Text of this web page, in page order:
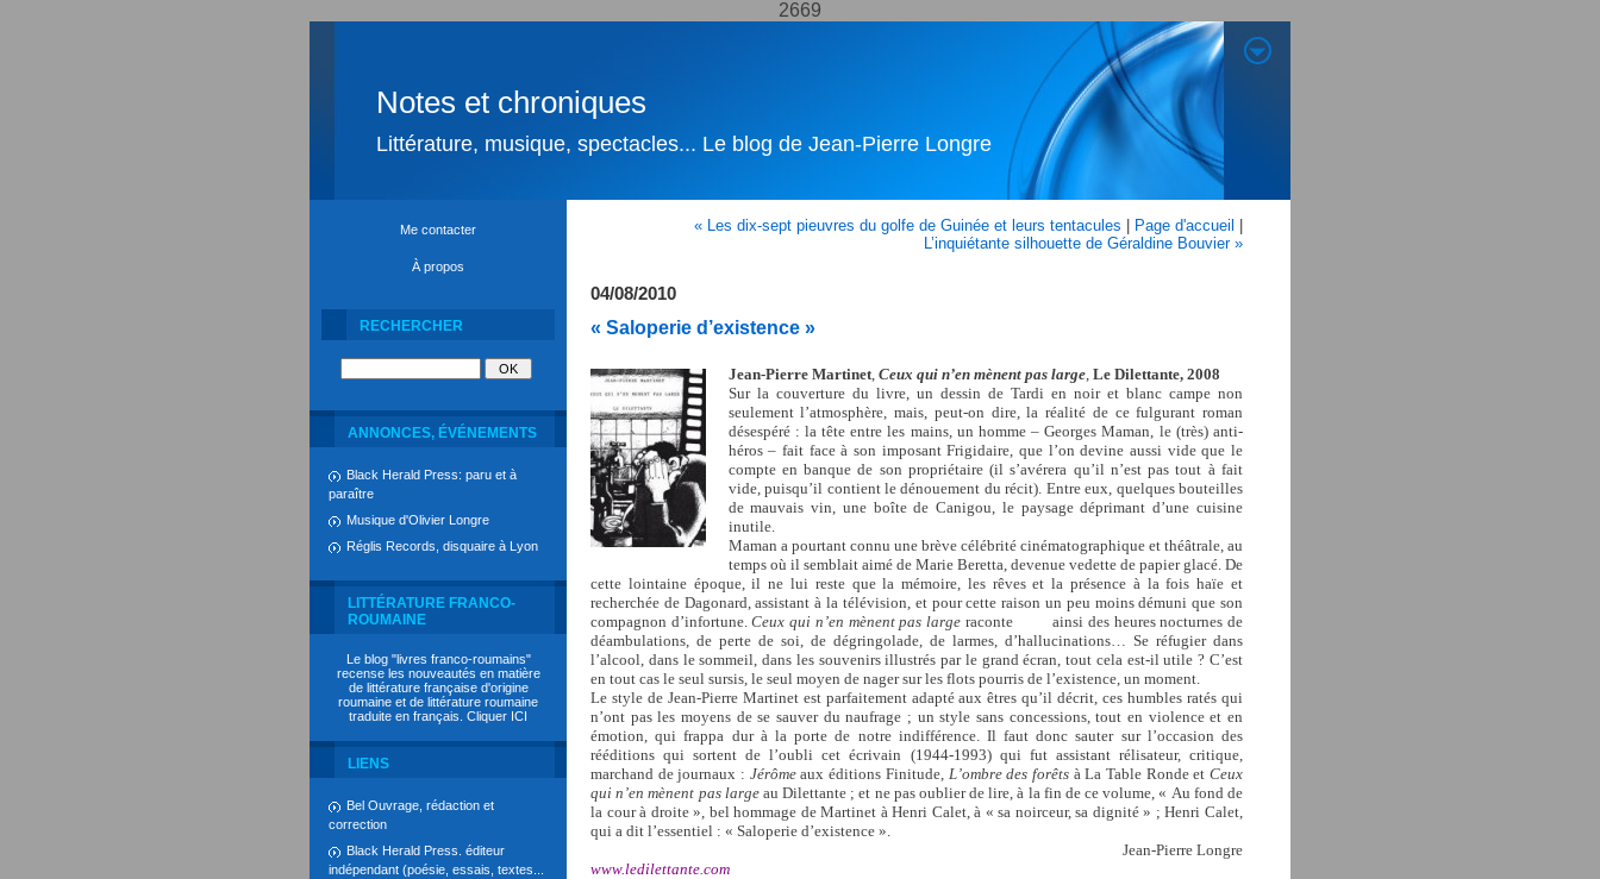
2669
Notes et chroniques
Littérature, musique, spectacles... Le blog de Jean-Pierre Longre
Me contacter
À propos
RECHERCHER
ANNONCES, ÉVÉNEMENTS
Black Herald Press: paru et à
paraître
Musique d'Olivier Longre
Réglis Records, disquaire à Lyon
LITTÉRATURE FRANCO-
ROUMAINE
Le blog "livres franco-roumains"
recense les nouveautés en matière
de littérature française d'origine
roumaine et de littérature roumaine
traduite en français. Cliquer ICI
LIENS
Bel Ouvrage, rédaction et
correction
Black Herald Press. éditeur
indépendant (poésie, essais, textes...
« Les dix-sept pieuvres du golfe de Guinée et leurs tentacules Page d'accueil
L’inquiétante silhouette de Géraldine Bouvier »
04/08/2010
« Saloperie d’existence »
Jean-Pierre Martinet, Ceux qui n’en mènent pas large, Le Dilettante, 2008
Sur la couverture du livre, un dessin de Tardi en noir et blanc campe non
seulement l’atmosphère, mais, peut-on dire, la réalité de ce fulgurant roman
désespéré : la tête entre les mains, un homme – Georges Maman, le (très) anti-
héros – fait face à son imposant Frigidaire, que l’on devine aussi vide que le
compte en banque de son propriétaire (il s’avérera qu’il n’est pas tout à fait
vide, puisqu’il contient le dénouement du récit). Entre eux, quelques bouteilles
de mauvais vin, une boîte de Canigou, le paysage déprimant d’une cuisine
inutile.
Maman a pourtant connu une brève célébrité cinématographique et théâtrale, au
temps où il semblait aimé de Marie Beretta, devenue vedette de papier glacé. De
cette lointaine époque, il ne lui reste que la mémoire, les rêves et la présence à la fois haïe et
recherchée de Dagonard, assistant à la télévision, et pour cette raison un peu moins démuni que son
compagnon d’infortune.Ceux qui n’en mènent pas large raconte
ainsi des heures nocturnes de
déambulations, de perte de soi, de dégringolade, de larmes, d’hallucinations… Se réfugier dans
l’alcool, dans le sommeil, dans les souvenirs illustrés par le grand écran, tout cela est-il utile ? C’est
en tout cas le seul sursis, le seul moyen de nager sur les flots pourris de l’existence, un moment.
Le style de Jean-Pierre Martinet est parfaitement adapté aux êtres qu’il décrit, ces humbles ratés qui
n’ont pas les moyens de se sauver du naufrage ; un style sans concessions, tout en violence et en
émotion, qui frappa dur à la porte de notre indifférence. Il faut donc sauter sur l’occasion des
rééditions qui sortent de l’oubli cet écrivain (1944-1993) qui fut assistant rélisateur, critique,
marchand de journaux : Jérômeaux éditions Finitude, L’ombre des forêtsà La Table Ronde et Ceux
qui n’en mènent pas largeau Dilettante ; et ne pas oublier de lire, à la fin de ce volume, « Au fond de
la cour à droite », bel hommage de Martinet à Henri Calet, à « sa noirceur, sa dignité » ; Henri Calet,
qui a dit l’essentiel : « Saloperie d’existence ».
Jean-Pierre Longre
www.ledilettante.com